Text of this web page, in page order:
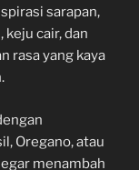
sarapan,
keju cair, dan
rasa yang kaya
Oregano, atau
menambah